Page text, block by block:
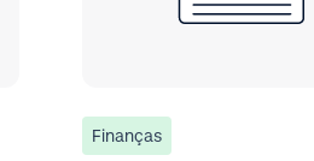
Finanças